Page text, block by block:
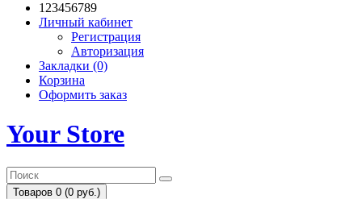
123456789
Личный кабинет
Регистрация
Авторизация
Закладки (0)
Корзина
Оформить заказ
Your Store
Товаров 0 (0 руб.)